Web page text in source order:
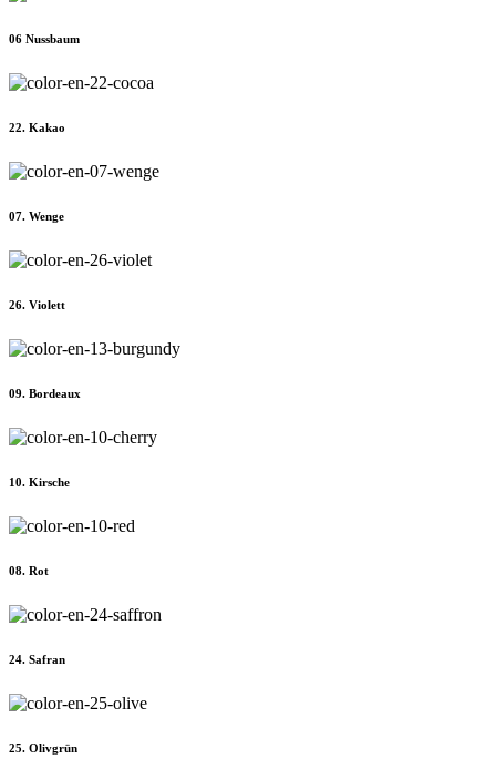
06 Nussbaum
22. Kakao
07. Wenge
26. Violett
09. Bordeaux
10. Kirsche
08. Rot
24. Safran
25. Olivgrün